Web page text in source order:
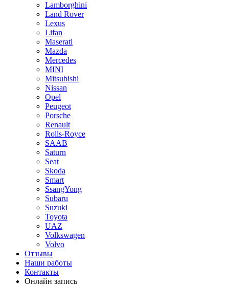
Lamborghini
Land Rover
Lexus
Lifan
Maserati
Mazda
Mercedes
MINI
Mitsubishi
Nissan
Opel
Peugeot
Porsche
Renault
Rolls-Royce
SAAB
Saturn
Seat
Skoda
Smart
SsangYong
Subaru
Suzuki
Toyota
UAZ
Volkswagen
Volvo
Отзывы
Наши работы
Контакты
Онлайн запись